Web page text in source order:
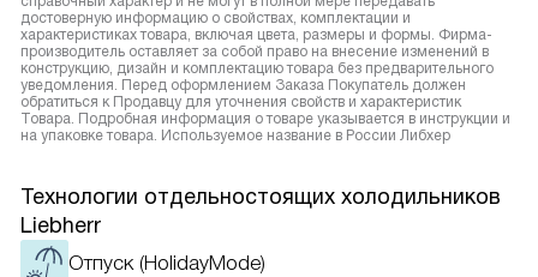
достоверную информацию о свойствах, комплектации и
характеристиках товара, включая цвета, размеры и формы. Фирма-
производитель оставляет за собой право на внесение изменений в
конструкцию, дизайн и комплектацию товара без предварительного
уведомления. Перед оформлением Заказа Покупатель должен
обратиться к Продавцу для уточнения свойств и характеристик
Товара. Подробная информация о товаре указывается в инструкции и
на упаковке товара. Используемое название в России Либхер
Технологии отдельностоящих холодильников
Liebherr
Отпуск (HolidayMode)